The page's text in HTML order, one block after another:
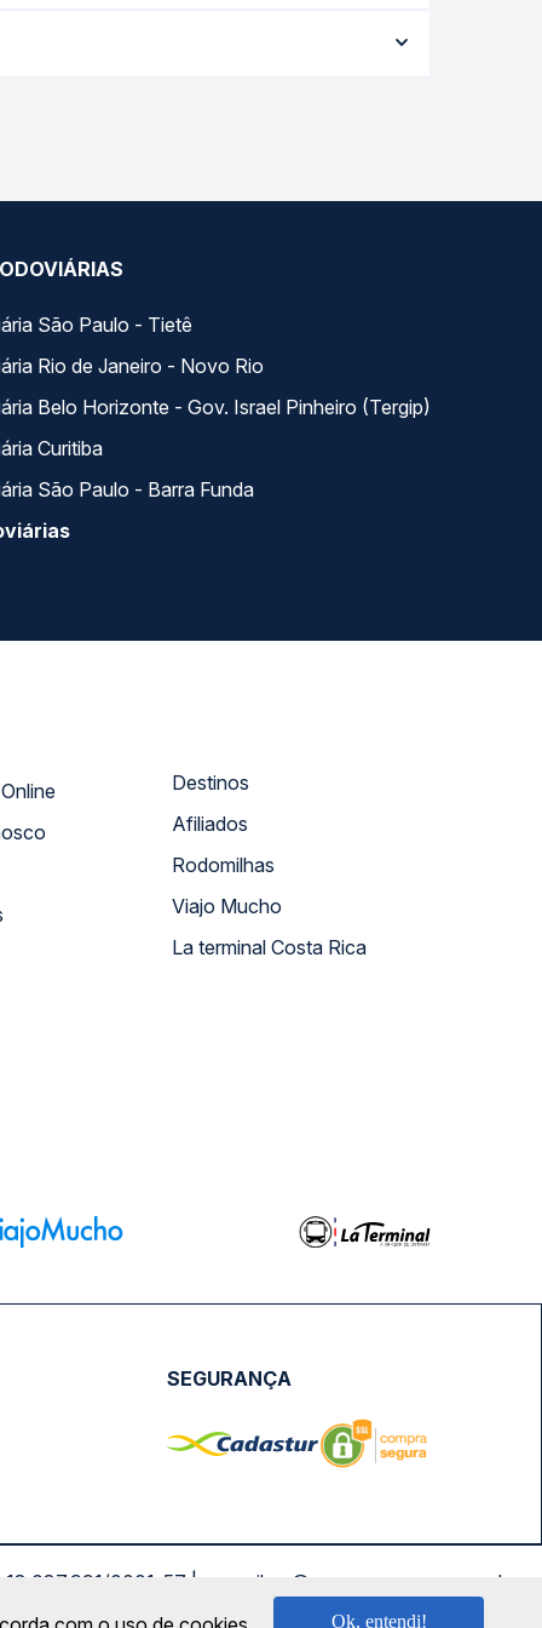
real e garante a melhor oferta para o seu
São Paulo - Tietê
Rio de Janeiro - Novo Rio
Belo Horizonte - Gov. Israel Pinheiro (Tergip)
Curitiba
São Paulo - Barra Funda
Atendimento Online
Destinos
Afiliados
Rodomilhas
Viajo Mucho
La terminal Costa Rica
SEGURANÇA
0001-57 | saconibus@queropassagem.com.br
Ok, entendi!